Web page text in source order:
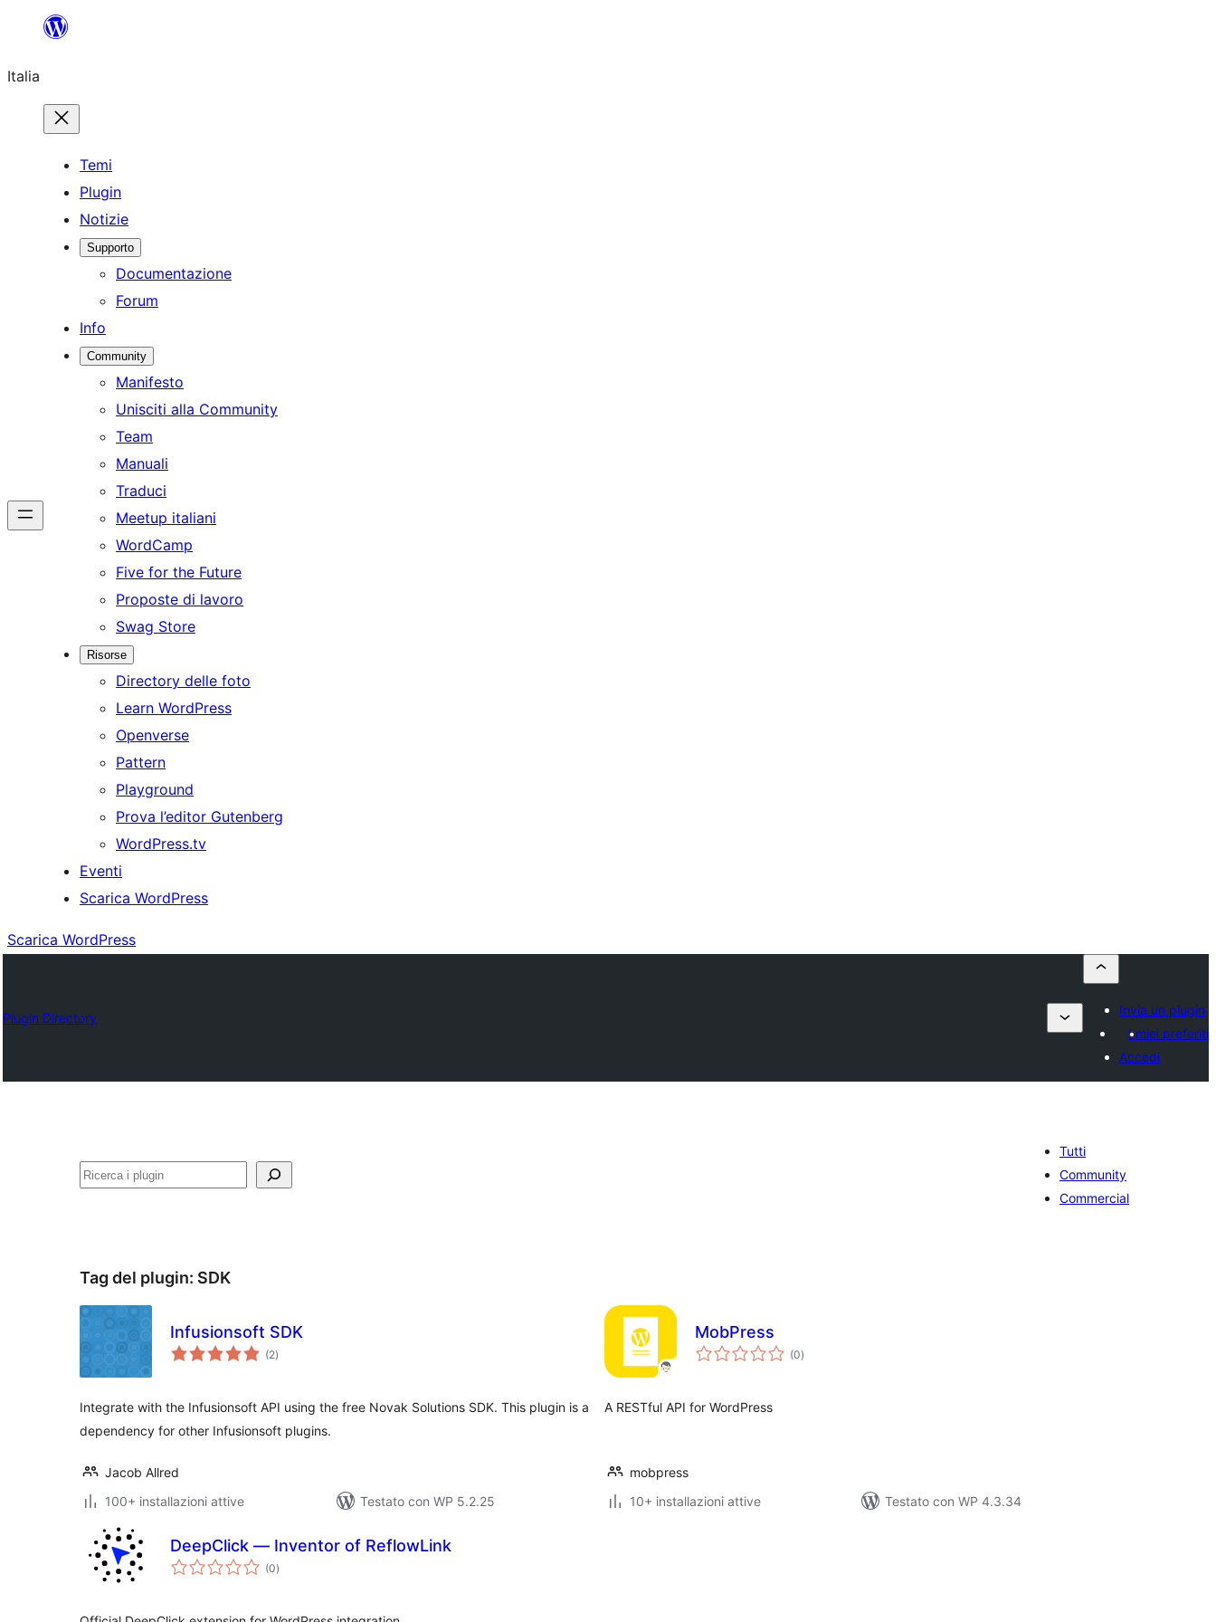
contenuto
Italia
Temi
Plugin
Notizie
Supporto
Documentazione
Forum
Info
Community
Manifesto
Unisciti alla Community
Team
Manuali
Traduci
Meetup italiani
WordCamp
Five for the Future
Proposte di lavoro
Swag Store
Risorse
Directory delle foto
Learn WordPress
Openverse
Pattern
Playground
Prova l’editor Gutenberg
WordPress.tv
Eventi
Scarica WordPress
Scarica WordPress
Plugin Directory
Invia un plugin
I miei preferiti
Accedi
Cerca
Tutti
Community
Commercial
Tag del plugin: SDK
Infusionsoft SDK
(2valutazioni
totali
)
Integrate with the Infusionsoft API using the free Novak Solutions SDK. This plugin is a
dependency for other Infusionsoft plugins.
Jacob Allred
100+ installazioni attive
Testato con WP 5.2.25
MobPress
(0valutazioni
totali
)
A RESTful API for WordPress
mobpress
10+ installazioni attive
Testato con WP 4.3.34
DeepClick — Inventor of ReflowLink
(0valutazioni
totali
)